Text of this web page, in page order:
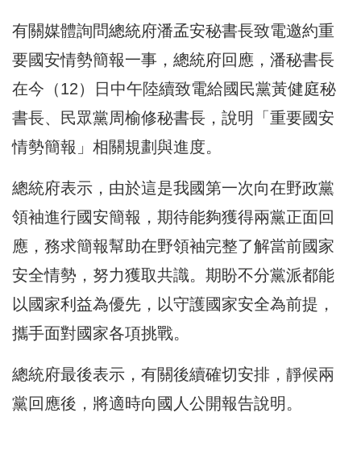
有關媒體詢問總統府潘孟安秘書長致電邀約重
要國安情勢簡報一事，總統府回應，潘秘書長
在今（12）日中午陸續致電給國民黨黃健庭秘
書長、民眾黨周榆修秘書長，說明「重要國安
情勢簡報」相關規劃與進度。
總統府表示，由於這是我國第一次向在野政黨
領袖進行國安簡報，期待能夠獲得兩黨正面回
應，務求簡報幫助在野領袖完整了解當前國家
安全情勢，努力獲取共識。期盼不分黨派都能
以國家利益為優先，以守護國家安全為前提，
攜手面對國家各項挑戰。
總統府最後表示，有關後續確切安排，靜候兩
黨回應後，將適時向國人公開報告說明。